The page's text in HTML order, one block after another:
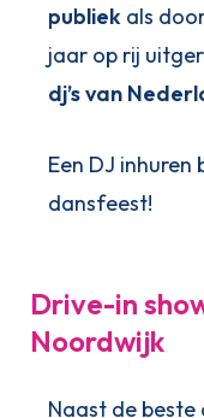
publiek als
jaar op rij
dj’s van
Een DJ
dansfeest!
Drive-in
Noordwijk
Naast de beste